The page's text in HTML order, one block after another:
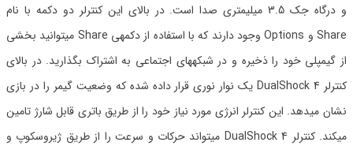
و درگاه جک 3.5 میلیمتری صدا است. در بالای این کنترلر دو دکمه با نام
Share و Options وجود دارند که با استفاده از دکمهی Share میتوانید بخشی
از گیمپلی خود را ذخیره و در شبکههای اجتماعی به اشتراک بگذارید. در بالای
کنترلر DualShock 4 یک نوار نوری قرار داده شده که وضعیت گیمر را در بازی
نشان میدهد. این کنترلر انرژی مورد نیاز خود را از طریق باتری قابل شارژ تامین
میکند. کنترلر DualShock 4 میتواند حرکات و سرعت را از طریق ژیروسکوپ و